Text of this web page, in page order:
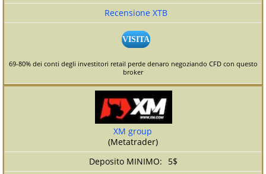
Recensione XTB
VISITA
69-80% dei conti degli investitori retail perde denaro negoziando CFD con questo
broker
XM group
(Metatrader)
5$